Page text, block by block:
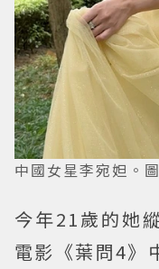
中國女星李宛妲。
今年21歲的她
電影《葉問4》